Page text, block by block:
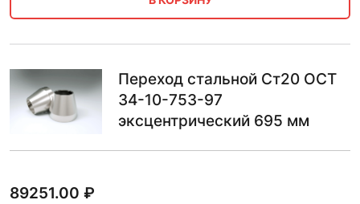
Переход стальной Ст20 ОСТ
34-10-753-97
эксцентрический 695 мм
89251.00 ₽